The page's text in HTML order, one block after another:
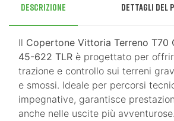
Descrizione Dettagli del
Il Copertone Vittoria Terreno T70
45-622 TLR è progettato per
trazione e controllo sui terreni
e smossi. Ideale per percorsi
impegnative, garantisce
anche nelle uscite più avventurose.